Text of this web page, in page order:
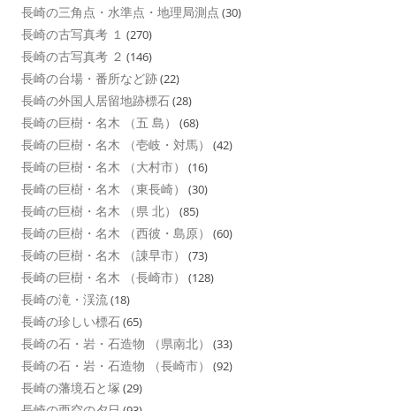
長崎の三角点・水準点・地理局測点 (30)
長崎の古写真考 １ (270)
長崎の古写真考 ２ (146)
長崎の台場・番所など跡(22)
長崎の外国人居留地跡標石(28)
長崎の巨樹・名木 （五 島） (68)
長崎の巨樹・名木 （壱岐・対馬） (42)
長崎の巨樹・名木 （大村市） (16)
長崎の巨樹・名木 （東長崎） (30)
長崎の巨樹・名木 （県 北） (85)
長崎の巨樹・名木 （西彼・島原） (60)
長崎の巨樹・名木 （諌早市） (73)
長崎の巨樹・名木 （長崎市） (128)
長崎の滝・渓流(18)
長崎の珍しい標石(65)
長崎の石・岩・石造物 （県南北） (33)
長崎の石・岩・石造物 （長崎市） (92)
長崎の藩境石と塚 (29)